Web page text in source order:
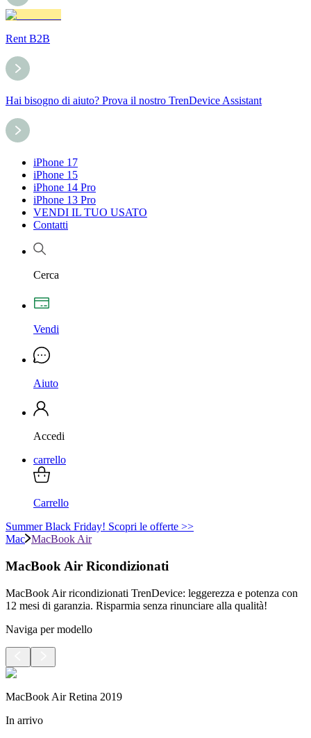
Rent B2B
Hai bisogno di aiuto? Prova il nostro TrenDevice Assistant
iPhone 17
iPhone 15
iPhone 14 Pro
iPhone 13 Pro
VENDI IL TUO USATO
Contatti
Cerca
Vendi
Aiuto
Accedi
carrello
Carrello
Summer Black Friday! Scopri le offerte >>
Mac MacBook Air
MacBook Air Ricondizionati
MacBook Air ricondizionati TrenDevice: leggerezza e potenza con
12 mesi di garanzia. Risparmia senza rinunciare alla qualità!
Naviga per modello
MacBook Air Retina 2019
In arrivo